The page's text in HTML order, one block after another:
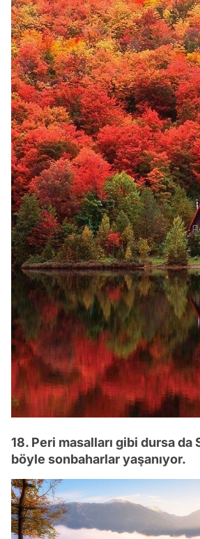
18. Peri masalları gibi dursa
böyle sonbaharlar yaşanıyor.